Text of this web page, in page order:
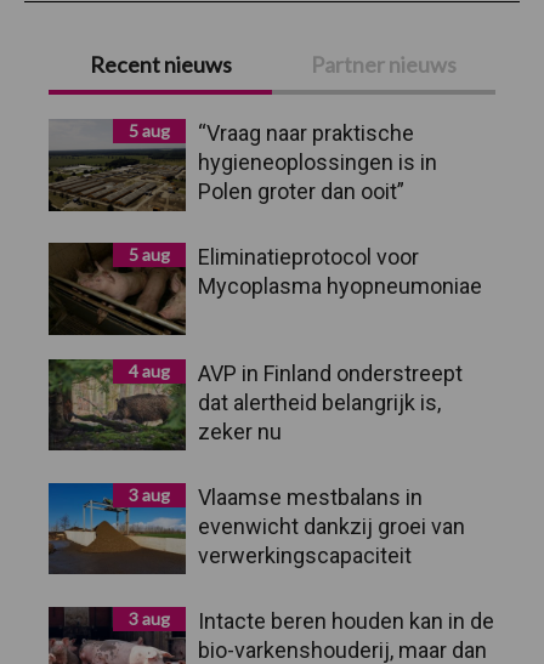
voedselbeleid
Primaire
Sidebar
Recent nieuws Partner nieuws
5 aug
“Vraag naar praktische
hygieneoplossingen is in
Polen groter dan ooit”
5 aug
Eliminatieprotocol voor
Mycoplasma hyopneumoniae
4 aug
AVP in Finland onderstreept
dat alertheid belangrijk is,
zeker nu
3 aug
Vlaamse mestbalans in
evenwicht dankzij groei van
verwerkingscapaciteit
3 aug
Intacte beren houden kan in de
bio-varkenshouderij, maar dan